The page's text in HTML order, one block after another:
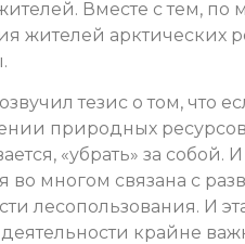
Вместе с тем,
жителей арктических
тезис о том, что
природных
«убрать» за
во многом связана с
лесопользования. И
крайне